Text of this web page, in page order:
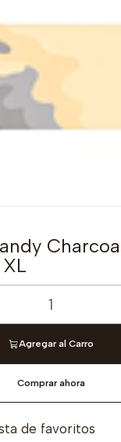
Agregar al Carro
Comprar ahora
de favoritos